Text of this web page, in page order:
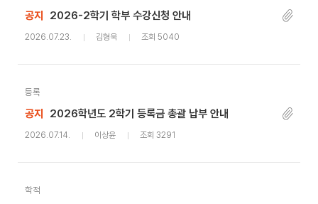
공지 2026-2학기 학부 수강신청 안내
2026.07.23. 김형욱 조회 5040
등록
공지 2026학년도 2학기 등록금 총괄 납부 안내
2026.07.14. 이상윤 조회 3291
학적